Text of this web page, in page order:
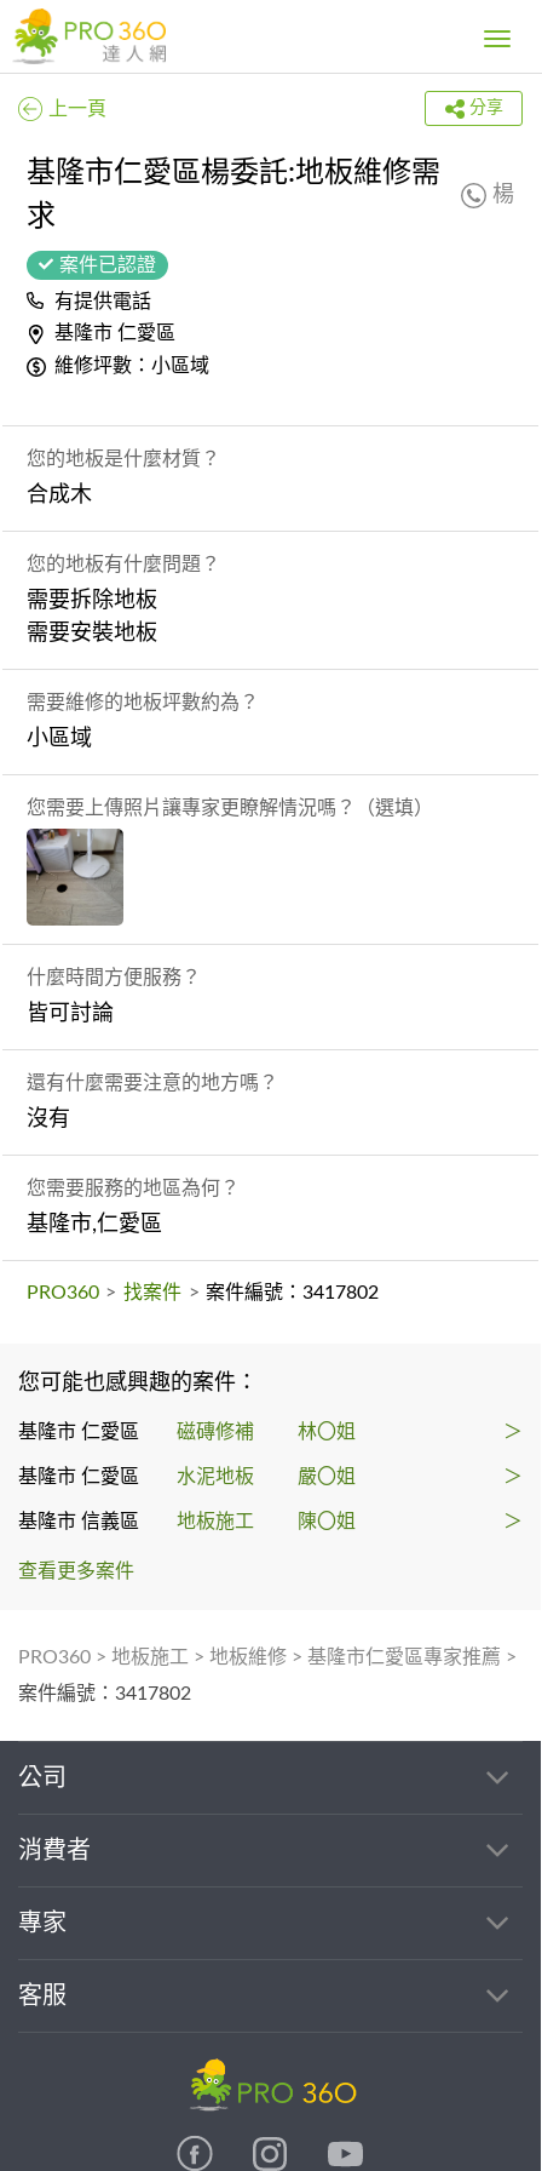
Toggle
上一頁 分享
基隆市仁愛區楊委託:地板維修需
求
楊
案件已認證
有提供電話
基隆市 仁愛區
維修坪數：小區域
您的地板是什麼材質？
合成木
您的地板有什麼問題？
需要拆除地板
需要安裝地板
需要維修的地板坪數約為？
小區域
您需要上傳照片讓專家更瞭解情況嗎？（選填）
什麼時間方便服務？
皆可討論
還有什麼需要注意的地方嗎？
沒有
您需要服務的地區為何？
基隆市,仁愛區
PRO360 > 找案件 > 案件編號：3417802
您可能也感興趣的案件：
基隆市 仁愛區 磁磚修補 林〇姐 ＞
基隆市 仁愛區 水泥地板 嚴〇姐 ＞
基隆市 信義區 地板施工 陳〇姐 ＞
查看更多案件
PRO360 > 地板施工 > 地板維修 > 基隆市仁愛區專家推薦 >
案件編號：3417802
公司
消費者
專家
客服